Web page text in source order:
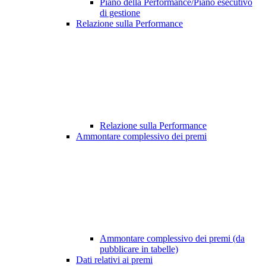
Piano della Performance/Piano esecutivo
di gestione
Relazione sulla Performance
Relazione sulla Performance
Ammontare complessivo dei premi
Ammontare complessivo dei premi (da
pubblicare in tabelle)
Dati relativi ai premi